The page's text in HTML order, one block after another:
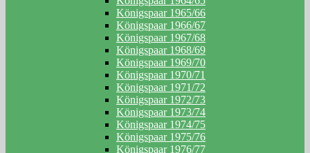
Königspaar 1965/66
Königspaar 1966/67
Königspaar 1967/68
Königspaar 1968/69
Königspaar 1969/70
Königspaar 1970/71
Königspaar 1971/72
Königspaar 1972/73
Königspaar 1973/74
Königspaar 1974/75
Königspaar 1975/76
Königspaar 1976/77